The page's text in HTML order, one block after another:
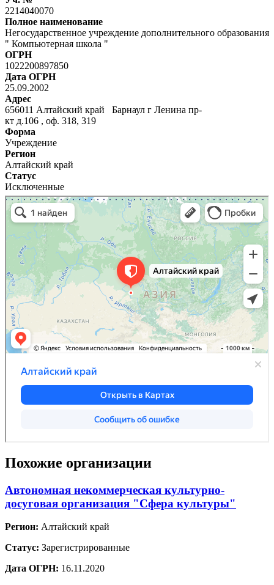
2214040070
Полное наименование
Негосударственное учреждение дополнительного образования
" Компьютерная школа "
ОГРН
1022200897850
Дата ОГРН
25.09.2002
Адрес
656011 Алтайский край Барнаул г Ленина пр-
кт д.106 , оф. 318, 319
Форма
Учреждение
Регион
Алтайский край
Статус
Исключенные
Похожие организации
Автономная некоммерческая культурно-
досуговая организация "Сфера культуры"
Регион: Алтайский край
Статус: Зарегистрированные
Дата ОГРН: 16.11.2020